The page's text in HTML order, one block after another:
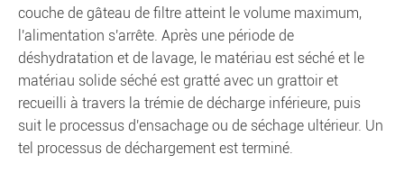
couche de gâteau de filtre atteint le volume maximum,
l'alimentation s'arrête. Après une période de
déshydratation et de lavage, le matériau est séché et le
matériau solide séché est gratté avec un grattoir et
recueilli à travers la trémie de décharge inférieure, puis
suit le processus d'ensachage ou de séchage ultérieur. Un
tel processus de déchargement est terminé.